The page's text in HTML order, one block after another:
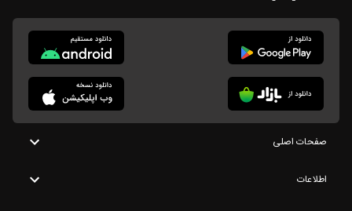
صفحات اصلی
اطلاعات